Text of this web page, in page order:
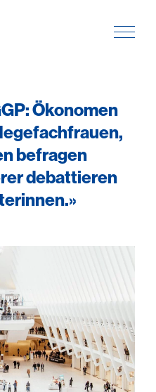
Ökonomen
befragen
debattieren